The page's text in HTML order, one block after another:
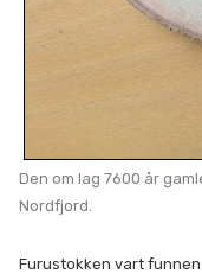
Den om lag 7600 år
Nordfjord.
Furustokken vart